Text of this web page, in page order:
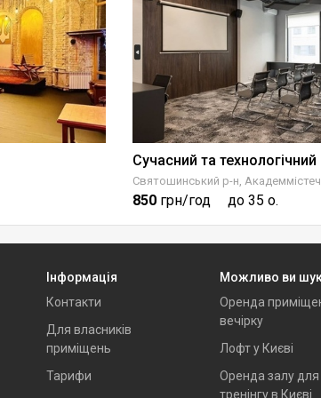
Сучасний та
Святошинський р-н,
850 грн/год до 35 о.
Інформація
Контакти
Для власників
приміщень
Тарифи
Можливо ви
Оренда
вечірку
Лофт у Києві
Оренда залу для
тренінгу в Києві